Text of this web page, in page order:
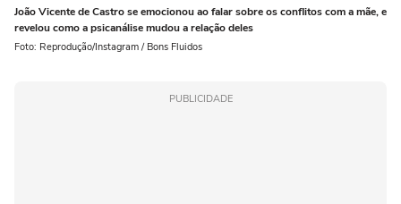
João Vicente de Castro se emocionou ao falar sobre os conflitos com a mãe, e
revelou como a psicanálise mudou a relação deles
Foto: Reprodução/Instagram / Bons Fluidos
PUBLICIDADE